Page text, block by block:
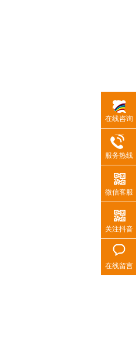
在线咨询
服务热线
微信客服
关注抖音
在线留言